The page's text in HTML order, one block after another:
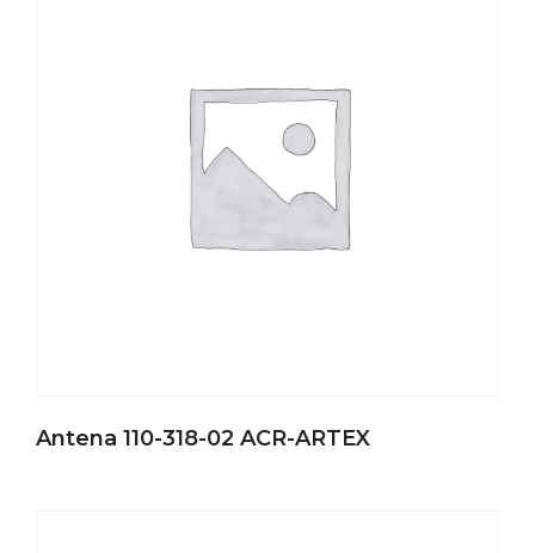
Antena 110-318-02 ACR-ARTEX